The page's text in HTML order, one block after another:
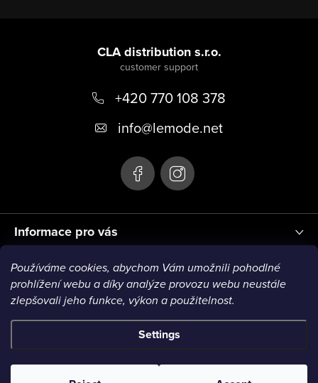
Používáme cookies, abychom Vám umožnili pohodlné
prohlížení webu a díky analýze provozu webu neustále
zlepšovali jeho funkce, výkon a použitelnost.
Settings
Informace pro vás
CLA distribution s.r.o.
+420 770 108 378
info@lemode.net
Blog
Copyright 2026Le Mode. All rights reserved.